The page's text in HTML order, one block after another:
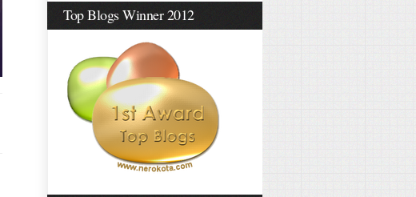
Top Blogs Winner 2012